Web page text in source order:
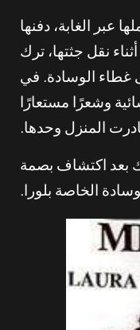
عبر الغابة، دفنها
نقل جثتها، ترك
غطاء الوسادة. في
وشعرًا مستعارًا
المنزل وحدها.
بعد اكتشاف بصمة
الخاصة بلورا.